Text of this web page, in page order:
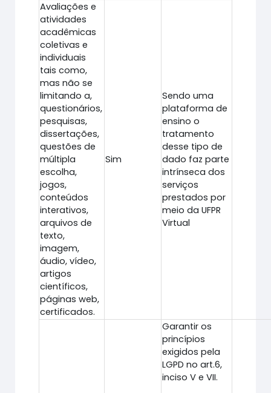
Avaliações e
atividades
acadêmicas
coletivas e
individuais
tais como,
mas não se
limitando a,
questionários,
pesquisas,
dissertações,
questões de
múltipla
escolha,
jogos,
conteúdos
interativos,
arquivos de
texto,
imagem,
áudio, vídeo,
artigos
científicos,
páginas web,
certificados.
Sim
Sendo uma
plataforma de
ensino o
tratamento
desse tipo de
dado faz parte
intrínseca dos
serviços
prestados por
meio da UFPR
Virtual
Garantir os
princípios
exigidos pela
LGPD no art.6,
inciso V e VII.